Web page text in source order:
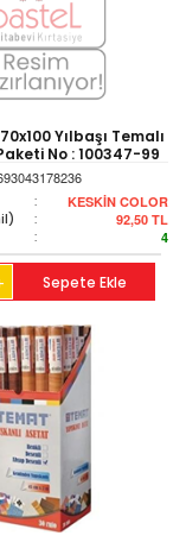
Yılbaşı Temalı
No : 100347-99
: KESKİN COLOR
: 92,50 TL
: 4
Sepete Ekle